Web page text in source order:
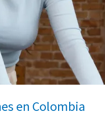
en Colombia